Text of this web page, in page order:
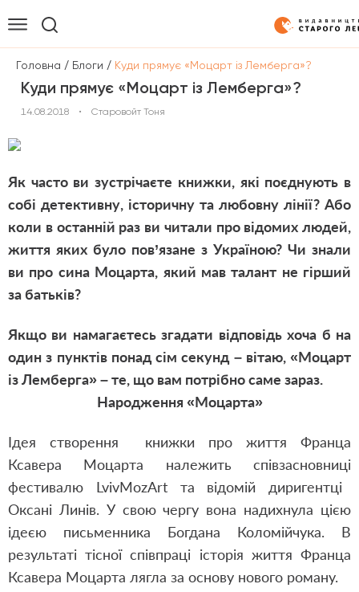
Головна / Блоги / Куди прямує «Моцарт із Лемберга»?
Куди прямує «Моцарт із Лемберга»?
14.08.2018 • Старовойт Тоня
Як часто ви зустрічаєте книжки,які поєднують в
собі детективну, історичну та любовну лінії? Або
коли в останній раз ви читали про відомих людей,
життя яких було пов’язане з Україною? Чи знали
ви про сина Моцарта, який мав талант не гірший
за батьків?
Якщо ви намагаєтесь згадати відповідь хоча б на
один з пунктів понад сім секунд – вітаю, «Моцарт
із Лемберга» – те, що вам потрібно саме зараз.
Народження «Моцарта»
Ідея створення книжки про життя Франца
Ксавера Моцарта належить співзасновниці
фестивалю LvivMozArt та відомій диригентці
Оксані Линів. У свою чергу вона надихнула цією
ідеєю письменника Богдана Коломійчука. В
результаті тісної співпраці історія життя Франца
Ксавера Моцарта лягла за основу нового роману.